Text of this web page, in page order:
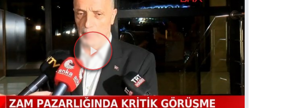
Videoyu
Oynat